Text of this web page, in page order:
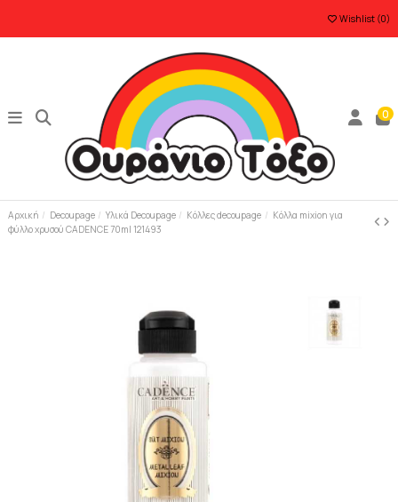
Wishlist (0)
0
Αρχική Decoupage Υλικά Decoupage Κόλλες decoupage
Kόλλα mixion για
φύλλο χρυσού CADENCE 70ml 121493